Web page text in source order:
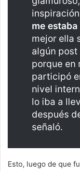
me
mejor ella
algún
porque en
participó
nivel
lo iba a
después
señaló.
Esto, luego de que